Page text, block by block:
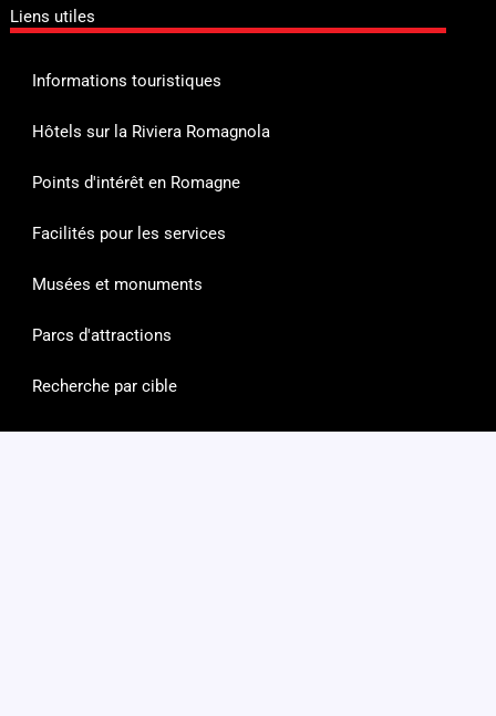
Liens utiles
Informations touristiques
Hôtels sur la Riviera Romagnola
Points d'intérêt en Romagne
Facilités pour les services
Musées et monuments
Parcs d'attractions
Recherche par cible